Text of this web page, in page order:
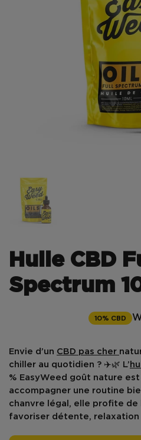
Huile CBD
Spectrum
10% CBD
Envie d’un CBD pas cher
chiller au quotidien ? ✈️🌿 L’
% EasyWeed
goût nature
accompagner une routine
chanvre légal , elle profite de
favoriser détente, relaxation